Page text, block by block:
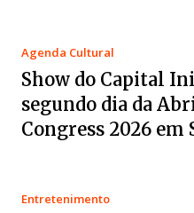
Agenda Cultural
Show do Capital
segundo dia da
Congress 2026 em
Entretenimento